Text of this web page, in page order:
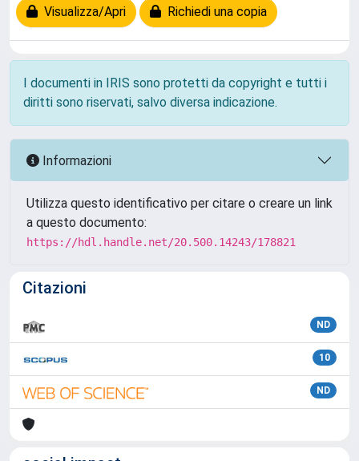
Visualizza/Apri Richiedi una copia
I documenti in IRIS sono protetti da copyright e tutti i
diritti sono riservati, salvo diversa indicazione.
Informazioni
Utilizza questo identificativo per citare o creare un link
a questo documento:
https://hdl.handle.net/20.500.14243/178821
Citazioni
ND
10
ND